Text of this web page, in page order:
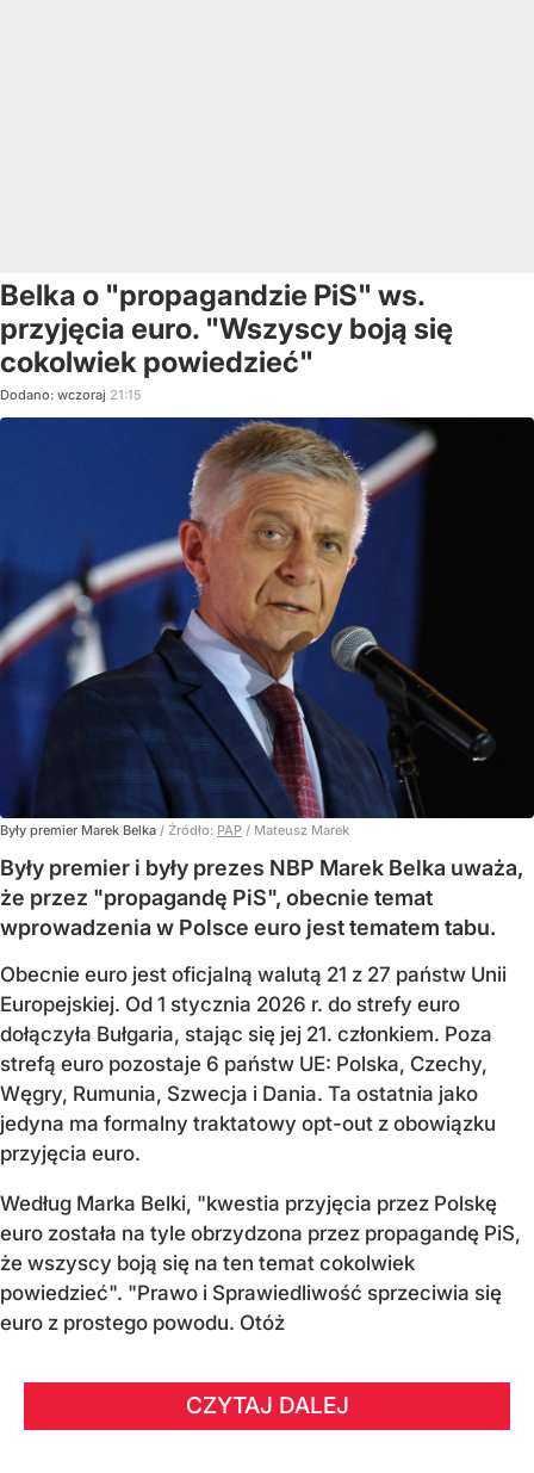
Belka o "propagandzie PiS" ws.
przyjęcia euro. "Wszyscy boją się
cokolwiek powiedzieć"
Dodano: wczoraj 21:15
Były premier Marek Belka / Źródło: PAP / Mateusz Marek
Były premier i były prezes NBP Marek Belka uważa,
że przez "propagandę PiS", obecnie temat
wprowadzenia w Polsce euro jest tematem tabu.
Obecnie euro jest oficjalną walutą 21 z 27 państw Unii
Europejskiej. Od 1 stycznia 2026 r. do strefy euro
dołączyła Bułgaria, stając się jej 21. członkiem. Poza
strefą euro pozostaje 6 państw UE: Polska, Czechy,
Węgry, Rumunia, Szwecja i Dania. Ta ostatnia jako
jedyna ma formalny traktatowy opt-out z obowiązku
przyjęcia euro.
Według Marka Belki, "kwestia przyjęcia przez Polskę
euro została na tyle obrzydzona przez propagandę PiS,
że wszyscy boją się na ten temat cokolwiek
powiedzieć". "Prawo i Sprawiedliwość sprzeciwia się
euro z prostego powodu. Otóż
CZYTAJ DALEJ